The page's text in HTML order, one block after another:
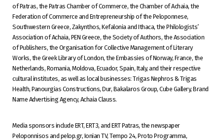
of Patras, the Patras Chamber of Commerce, the Chamber of Achaia, the
Federation of Commerce and Entrepreneurship of the Peloponnese,
Southwestern Greece, Zakynthos, Kefalonia and Ithaca, the Philologists’
Association of Achaia, PEN Greece, the Society of Authors, the Association
of Publishers, the Organisation for Collective Management of Literary
Works, the Greek Library of London, the Embassies of Norway, France, the
Netherlands, Romania, Moldova, Ecuador, Spain, Italy, and their respective
cultural institutes, as well as local businesses: Trigas Nephros & Trigas
Health, Panourgias Constructions, Dur, Bakalaros Group, Cube Gallery, Brand
Name Advertising Agency, Achaia Clauss.
Media sponsors include ERT, ERT3, and ERT Patras, the newspaper
Peloponnisos and pelop.gr, Ionian TV, Tempo 24, Proto Programma,